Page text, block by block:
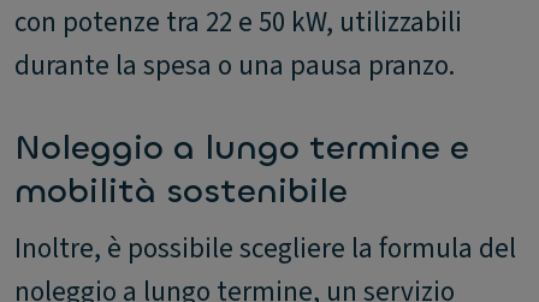
con potenze tra 22 e 50 kW, utilizzabili
durante la spesa o una pausa pranzo.
Noleggio a lungo termine e
mobilità sostenibile
Inoltre, è possibile scegliere la formula del
noleggio a lungo termine, un servizio